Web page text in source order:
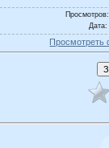
Просмотров
Дата:
Просмотреть